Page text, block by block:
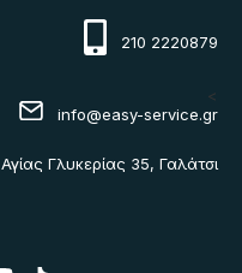
210 2220879
<
info@easy-service.gr
Αγίας Γλυκερίας 35, Γαλάτσι